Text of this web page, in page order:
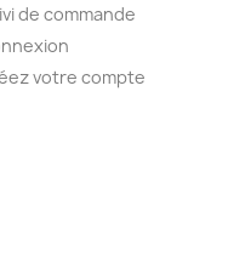
de commande
votre compte